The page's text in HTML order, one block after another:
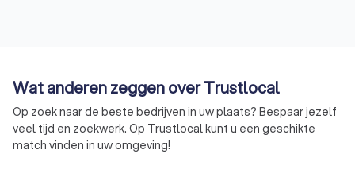
Wat anderen zeggen over Trustlocal
Op zoek naar de beste bedrijven in uw plaats? Bespaar jezelf
veel tijd en zoekwerk. Op Trustlocal kunt u een geschikte
match vinden in uw omgeving!